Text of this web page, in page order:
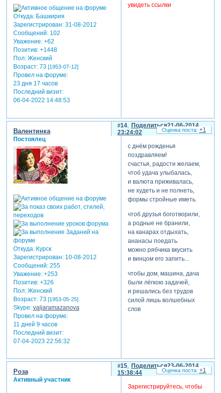
Откуда:Башкирия
Зарегистрирован: 31-08-2012
Сообщений:102
Уважение: +62
Позитив: +1448
Пол:Женский
Возраст:73 [1953-07-12]
Провел на форуме:
23 дня 17 часов
Последний визит:
06-04-2022 14:48:53
увидеть ссылки
Поделиться
14
21-06-2014
23:24:02
Валентинка
Постоялец
Откуда:Курск
Зарегистрирован: 10-08-2012
Сообщений:255
Уважение: +253
Позитив: +326
Пол:Женский
Возраст:73 [1953-05-25]
Skype: valjaramazanova
Провел на форуме:
11 дней 9 часов
Последний визит:
07-04-2023 22:56:32
с днём рожденья
поздравляем!
счастья, радости желаем,
чтоб удача улыбалась,
и валюта приживалась,
не худеть и не полнеть,
формы стройные иметь.
чтоб друзья боготворили,
а родные не бранили,
на канарах отдыхать,
ананасы поедать.
можно рябчика вкусить
и винцом его запить...
чтобы дом, машина, дача
были лёгкою задачей,
и решались без трудов
силой лишь волшебных
слов
+1
Поделиться
15
23-06-2014
15:38:44
Роза
Активный участник
Зарегистрируйтесь, чтобы
+1